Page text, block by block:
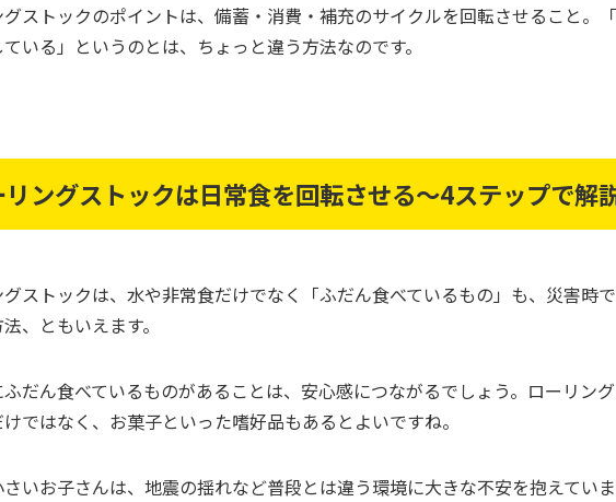
グストックのポイントは、備蓄・消費・補充のサイクルを回転させること。
いる」というのとは、ちょっと違う方法なのです。
リングストックは日常食を回転させる～4ステップで解
グストックは、水や非常食だけでなく「ふだん食べているもの」も、災害時
、ともいえます。
だん食べているものがあることは、安心感につながるでしょう。ローリン
ではなく、お菓子といった嗜好品もあるとよいですね。
さいお子さんは、地震の揺れなど普段とは違う環境に大きな不安を抱えてい